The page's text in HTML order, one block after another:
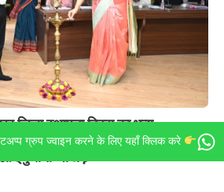
ग्रुप ज्वाइन करने के लिए यहाँ क्लिक करे
जिला स्थापना दिवस का भव्य
महाराष्ट्र के विकास का मुख्य ग्रोथ
इंदु रानी जाखड़